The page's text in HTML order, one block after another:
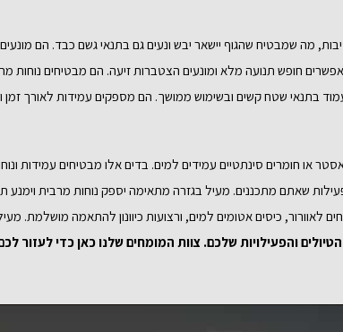
מה שמבטיח שהגוף יישאר יבש ונעים גם בתנאי גשם כבד. הם
חופש תנועה מלא ומונעים הצטברות זיעה. הם מבטיחים נוחות
בתנאי שטח קשים ובשימוש ממושך. הם מספקים עמידות לאורך
או חומרים סינתטיים עמידים למים. בדים אלו מבטיחים עמידות
שאתם מתכננים. מעיל בגזרה מתאימה יספק נוחות מרבית וימנע
לאוורור, כיסים אטומים למים, ורצועות כיוונון להתאמה מושלמת.
והפעילויות שלכם. צוות המומחים שלנו כאן כדי